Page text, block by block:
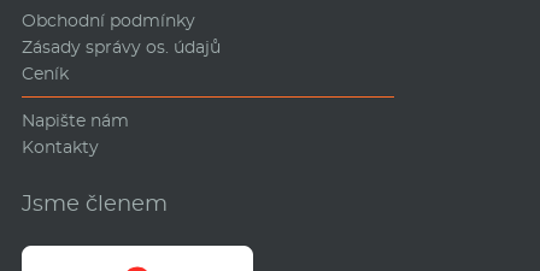
Obchodní podmínky
Zásady správy os. údajů
Ceník
Napište nám
Kontakty
Jsme členem